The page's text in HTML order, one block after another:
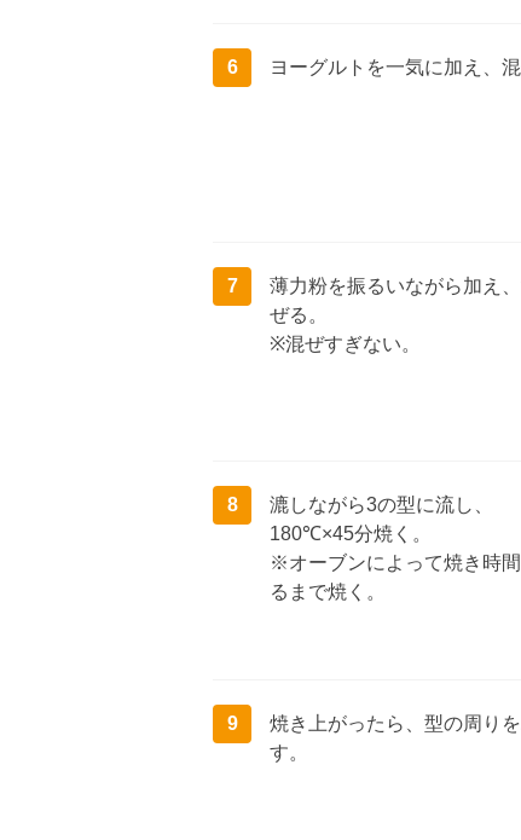
6 ヨーグルトを一気に加え、混
7
薄力粉を振るいながら加え
ぜる。
※混ぜすぎない。
8
漉しながら3の型に流し、
180℃×45分焼く。
※オーブンによって焼き時
るまで焼く。
9
焼き上がったら、型の周り
す。